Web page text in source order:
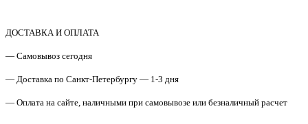
022N01611
(прижимной)
Samsung
1510
ДОСТАВКА И ОПЛАТА
— Самовывоз сегодня
— Доставка по Санкт-Петербургу — 1-3 дня
— Оплата на сайте, наличными при самовывозе или безналичный расчет